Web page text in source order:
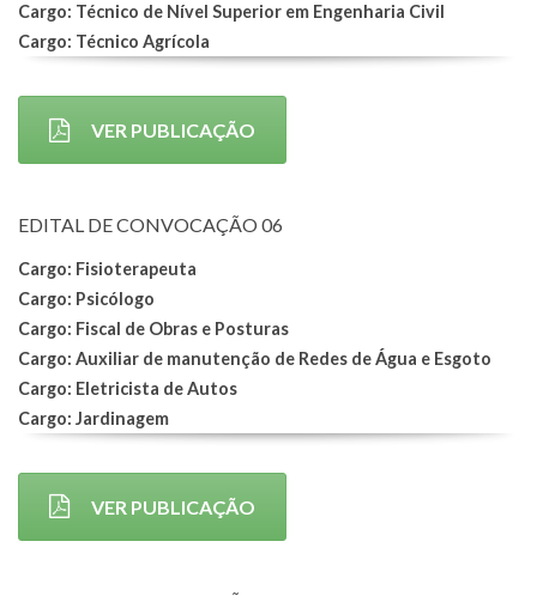
Cargo: Técnico de Nível Superior em Engenharia Civil
Cargo: Técnico Agrícola
VER PUBLICAÇÃO
EDITAL DE CONVOCAÇÃO 06
Cargo: Fisioterapeuta
Cargo: Psicólogo
Cargo: Fiscal de Obras e Posturas
Cargo: Auxiliar de manutenção de Redes de Água e Esgoto
Cargo: Eletricista de Autos
Cargo: Jardinagem
VER PUBLICAÇÃO